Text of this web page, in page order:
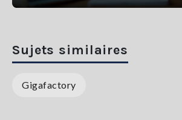
Sujets similaires
Gigafactory